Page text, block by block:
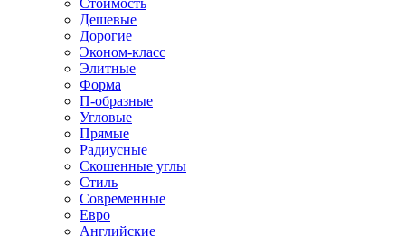
Стоимость
Дешевые
Дорогие
Эконом-класс
Элитные
Форма
П-образные
Угловые
Прямые
Радиусные
Скошенные углы
Стиль
Современные
Евро
Английские